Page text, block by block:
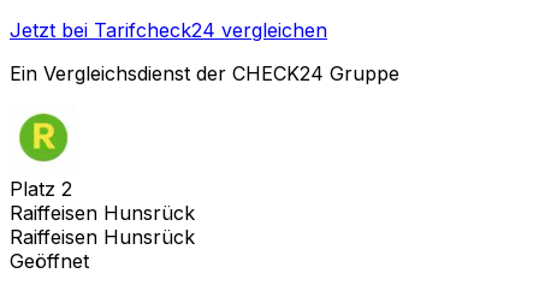
Jetzt bei Tarifcheck24 vergleichen
Ein Vergleichsdienst der CHECK24 Gruppe
Platz 2
Raiffeisen Hunsrück
Raiffeisen Hunsrück
Geöffnet